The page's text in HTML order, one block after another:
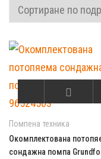
Помпена техника
Окомплектована
сондажна помпа